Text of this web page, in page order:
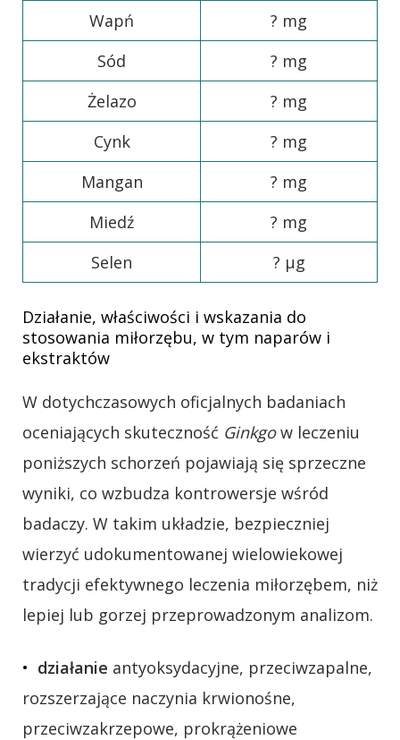
Wapń
? mg
Sód
? mg
Żelazo
? mg
Cynk
? mg
Mangan
? mg
Miedź
? mg
Selen
? µg
Działanie, właściwości i wskazania do
stosowania miłorzębu, w tym naparów i
ekstraktów
W dotychczasowych oficjalnych badaniach
oceniających skuteczność Ginkgow leczeniu
poniższych schorzeń pojawiają się sprzeczne
wyniki, co wzbudza kontrowersje wśród
badaczy. W takim układzie, bezpieczniej
wierzyć udokumentowanej wielowiekowej
tradycji efektywnego leczenia miłorzębem, niż
lepiej lub gorzej przeprowadzonym analizom.
działanie antyoksydacyjne, przeciwzapalne,
rozszerzające naczynia krwionośne,
przeciwzakrzepowe, prokrążeniowe